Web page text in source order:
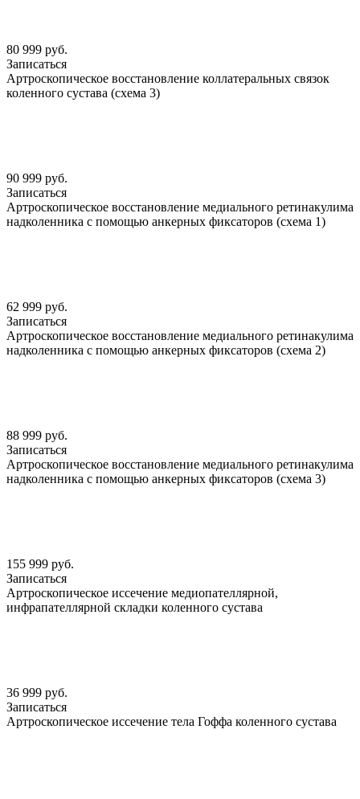
80 999 руб.
Записаться
Артроскопическое восстановление коллатеральных связок
коленного сустава (схема 3)
90 999 руб.
Записаться
Артроскопическое восстановление медиального ретинакулима
надколенника с помощью анкерных фиксаторов (схема 1)
62 999 руб.
Записаться
Артроскопическое восстановление медиального ретинакулима
надколенника с помощью анкерных фиксаторов (схема 2)
88 999 руб.
Записаться
Артроскопическое восстановление медиального ретинакулима
надколенника с помощью анкерных фиксаторов (схема 3)
155 999 руб.
Записаться
Артроскопическое иссечение медиопателлярной,
инфрапателлярной складки коленного сустава
36 999 руб.
Записаться
Артроскопическое иссечение тела Гоффа коленного сустава